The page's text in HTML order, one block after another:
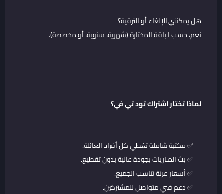
هل يمكنني الإلغاء أو الترقية؟
نعم، حسب الباقة المختارة (شهرية، سنوية، أو مخصصة).
لماذا تختار اشتراك تود تي في؟
✅ مكتبة شاملة تغطي كل أفراد العائلة.
✅ بث المباريات بجودة عالية بدون تقطيع.
✅ أسعار مرنة تناسب الجميع.
✅ دعم فني متواصل للمشتركين.